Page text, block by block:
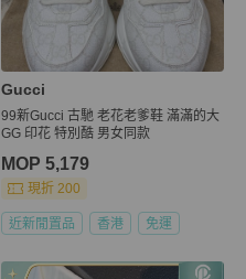
Gucci
99新Gucci 古馳 老花老爹鞋 滿滿的大
GG 印花 特別酷 男女同款
MOP 5,179
現折 200
近新閒置品 香港 免運